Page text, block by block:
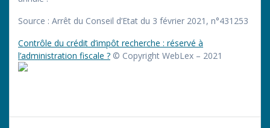
Source : Arrêt du Conseil d’Etat du 3 février 2021, n°431253
Contrôle du crédit d’impôt recherche : réservé à
l’administration fiscale ? © Copyright WebLex – 2021